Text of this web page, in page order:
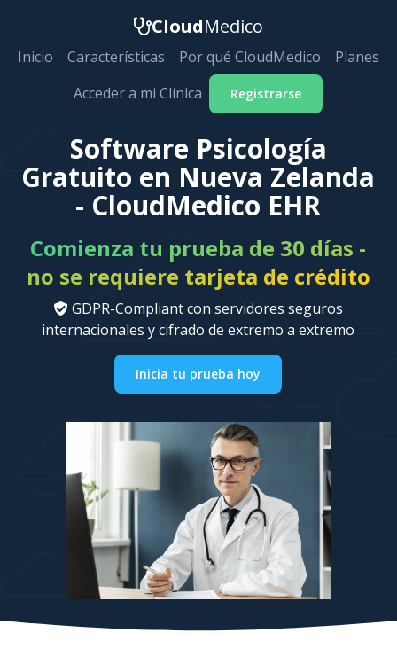
CloudMedico
Inicio Características Por qué CloudMedico
Planes
Acceder a mi Clínica
Registrarse
Software Psicología
Gratuito en Nueva Zelanda
- CloudMedico EHR
Comienza tu prueba de 30 días -
no se requiere tarjeta de crédito
GDPR-Compliant con servidores seguros
internacionales y cifrado de extremo a extremo
Inicia tu prueba hoy